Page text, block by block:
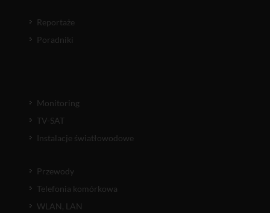
Reportaże
Poradniki
Monitoring
TV-SAT
Instalacje światłowodowe
Przewody
Telefonia komórkowa
WLAN, LAN